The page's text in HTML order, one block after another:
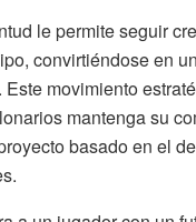
le permite seguir
convirtiéndose en
Este movimiento
mantenga su
basado en el